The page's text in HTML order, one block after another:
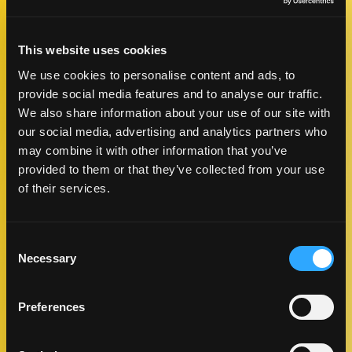
This website uses cookies
We use cookies to personalise content and ads, to
provide social media features and to analyse our traffic.
We also share information about your use of our site with
our social media, advertising and analytics partners who
may combine it with other information that you’ve
provided to them or that they’ve collected from your use
of their services.
Selection
Necessary
Preferences